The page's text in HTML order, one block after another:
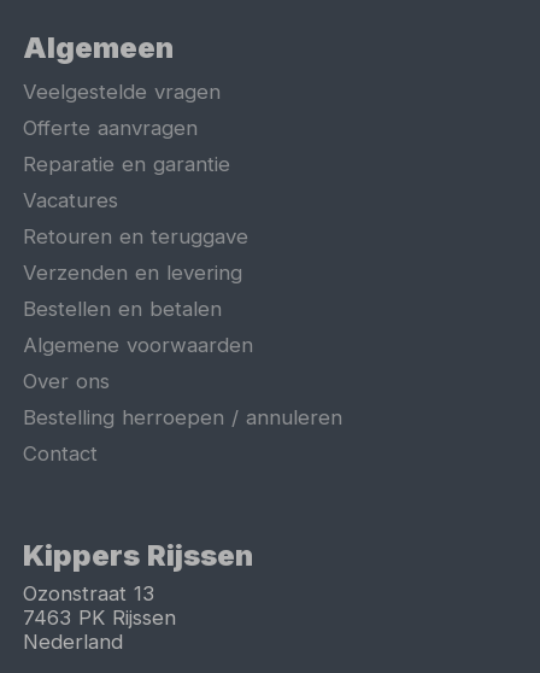
Algemeen
Veelgestelde vragen
Offerte aanvragen
Reparatie en garantie
Vacatures
Retouren en teruggave
Verzenden en levering
Bestellen en betalen
Algemene voorwaarden
Over ons
Bestelling herroepen / annuleren
Contact
Kippers Rijssen
Ozonstraat 13
7463 PK Rijssen
Nederland